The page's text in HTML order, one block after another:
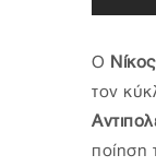
Ο
τον
ποίηση